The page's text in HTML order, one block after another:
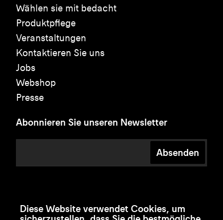
Wählen sie mit bedacht
Produktpflege
Veranstaltungen
Kontaktieren Sie uns
Jobs
Webshop
Presse
Abonnieren Sie unseren Newsletter
Absenden
Diese Website verwendet Cookies, um